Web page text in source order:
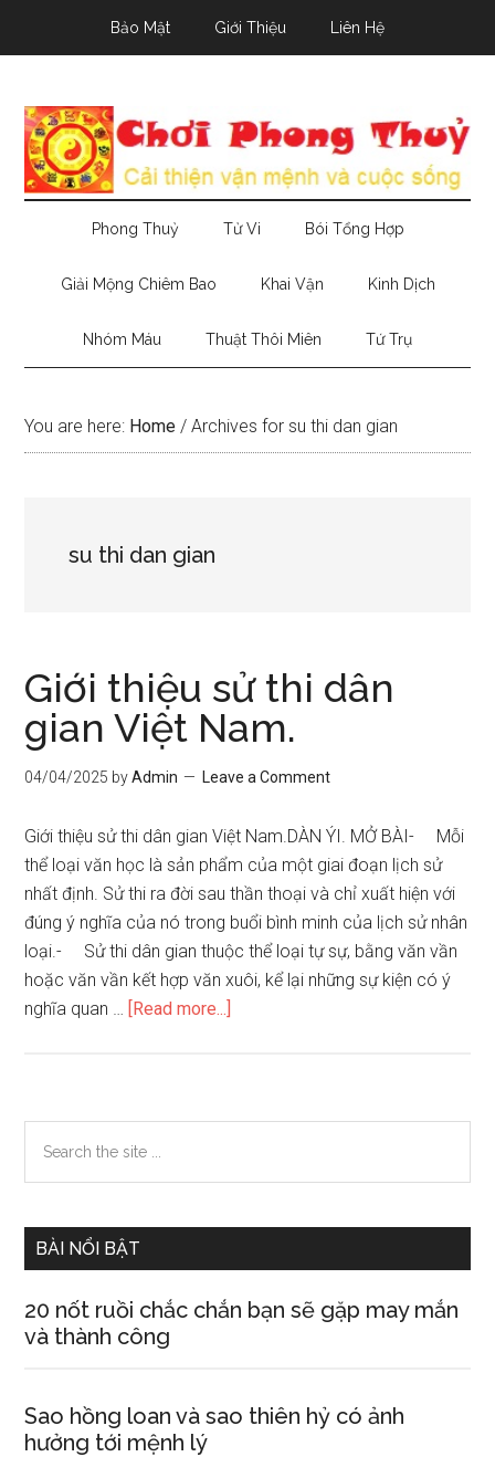
Bảo Mật Giới Thiệu Liên Hệ
Phong Thuỷ Tử Vi Bói Tổng Hợp
Giải Mộng Chiêm Bao Khai Vận Kinh Dịch
Nhóm Máu Thuật Thôi Miên Tứ Trụ
You are here: Home / Archives for su thi dan gian
su thi dan gian
Giới thiệu sử thi dân
gian Việt Nam.
04/04/2025 byAdmin Leave a Comment
Giới thiệu sử thi dân gian Việt Nam.DÀN ÝI. MỞ BÀI- Mỗi
thể loại văn học là sản phẩm của một giai đoạn lịch sử
nhất định. Sử thi ra đời sau thần thoại và chỉ xuất hiện với
đúng ý nghĩa của nó trong buổi bình minh của lịch sử nhân
loại.- Sử thi dân gian thuộc thể loại tự sự, bằng văn vần
hoặc văn vần kết hợp văn xuôi, kể lại những sự kiện có ý
nghĩa quan … [Read more...]
thi
gian
Primary
Sidebar
the
BÀI NỔI BẬT
20 nốt ruồi chắc chắn bạn sẽ gặp may mắn
và thành công
Sao hồng loan và sao thiên hỷ có ảnh
hưởng tới mệnh lý